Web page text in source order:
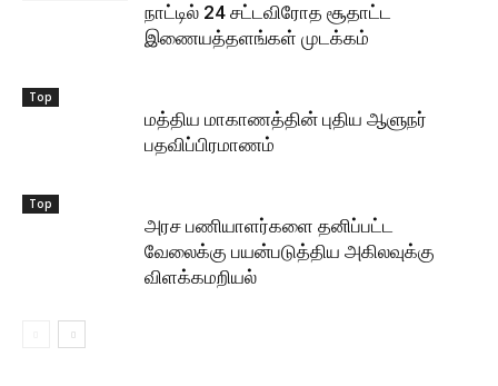
நாட்டில் 24 சட்டவிரோத சூதாட்ட
இணையத்தளங்கள் முடக்கம்
Top
மத்திய மாகாணத்தின் புதிய ஆளுநர்
பதவிப்பிரமாணம்
Top
அரச பணியாளர்களை தனிப்பட்ட
வேலைக்கு பயன்படுத்திய அகிலவுக்கு
விளக்கமறியல்